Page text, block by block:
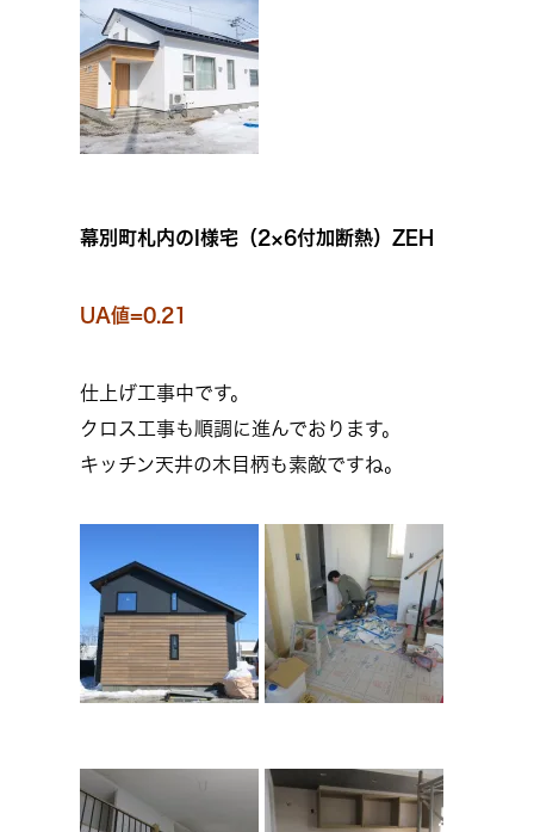
幕別町札内のI様宅（2×6付加断熱）ZEH
UA値=0.21
仕上げ工事中です。
クロス工事も順調に進んでおります。
キッチン天井の木目柄も素敵ですね。